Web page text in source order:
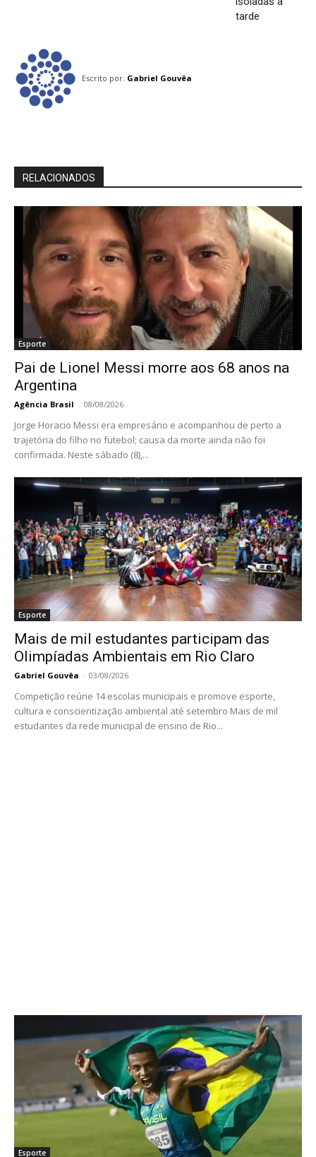
tarde
Escrito por: Gabriel Gouvêa
RELACIONADOS
Esporte
Pai de Lionel Messi morre aos 68 anos na
Argentina
Agência Brasil - 08/08/2026
Jorge Horacio Messi era empresário e acompanhou de perto a
trajetória do filho no futebol; causa da morte ainda não foi
confirmada. Neste sábado (8),...
Esporte
Mais de mil estudantes participam das
Olimpíadas Ambientais em Rio Claro
Gabriel Gouvêa - 03/08/2026
Competição reúne 14 escolas municipais e promove esporte,
cultura e conscientização ambiental até setembro Mais de mil
estudantes da rede municipal de ensino de Rio...
Esporte